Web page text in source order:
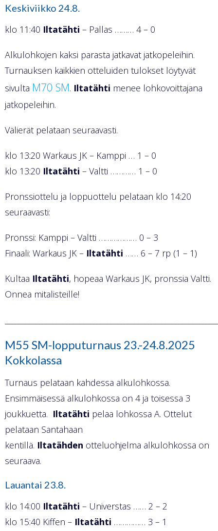
Keskiviikko 24.8.
klo 11:40 Iltatähti – Pallas ……… 4 – 0
Alkulohkojen kaksi parasta jatkavat jatkopeleihin.
Turnauksen kaikkien otteluiden tulokset löytyvät
sivulta M70 SM. Iltatähti menee lohkovoittajana
jatkopeleihin.
Välierät pelataan seuraavasti.
klo 13:20 Warkaus JK – Kamppi … 1 – 0
klo 13:20 Iltatähti – Valtti ………… 1 – 0
Pronssiottelu ja loppuottelu pelataan klo 14:20
seuraavasti:
Pronssi: Kamppi – Valtti ……………… 0 – 3
Finaali: Warkaus JK – Iltatähti …… 6 – 7 rp (1 – 1)
Kultaa Iltatähti, hopeaa Warkaus JK, pronssia Valtti.
Onnea mitalisteille!
M55 SM-lopputurnaus 23.-24.8.2025
Kokkolassa
Turnaus pelataan kahdessa alkulohkossa.
Ensimmäisessä alkulohkossa on 4 ja toisessa 3
joukkuetta. Iltatähti pelaa lohkossa A. Ottelut
pelataan Santahaan
kentillä. Iltatähden otteluohjelma alkulohkossa on
seuraava.
Lauantai 23.8.
klo 14:00 Iltatähti – Universtas …… 2 – 2
klo 15:40 Kiffen – Iltatähti …………… 3 – 1